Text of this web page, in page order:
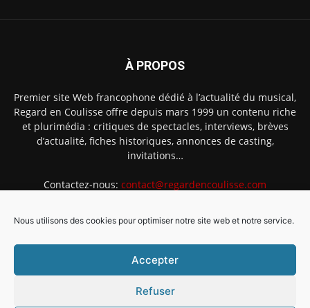
Nous utilisons des cookies pour optimiser notre site web et notre service.
Accepter
Refuser
À PROPOS
Premier site Web francophone dédié à l’actualité du musical,
Regard en Coulisse offre depuis mars 1999 un contenu riche
et plurimédia : critiques de spectacles, interviews, brèves
d’actualité, fiches historiques, annonces de casting,
invitations…
Contactez-nous: contact@regardencoulisse.com